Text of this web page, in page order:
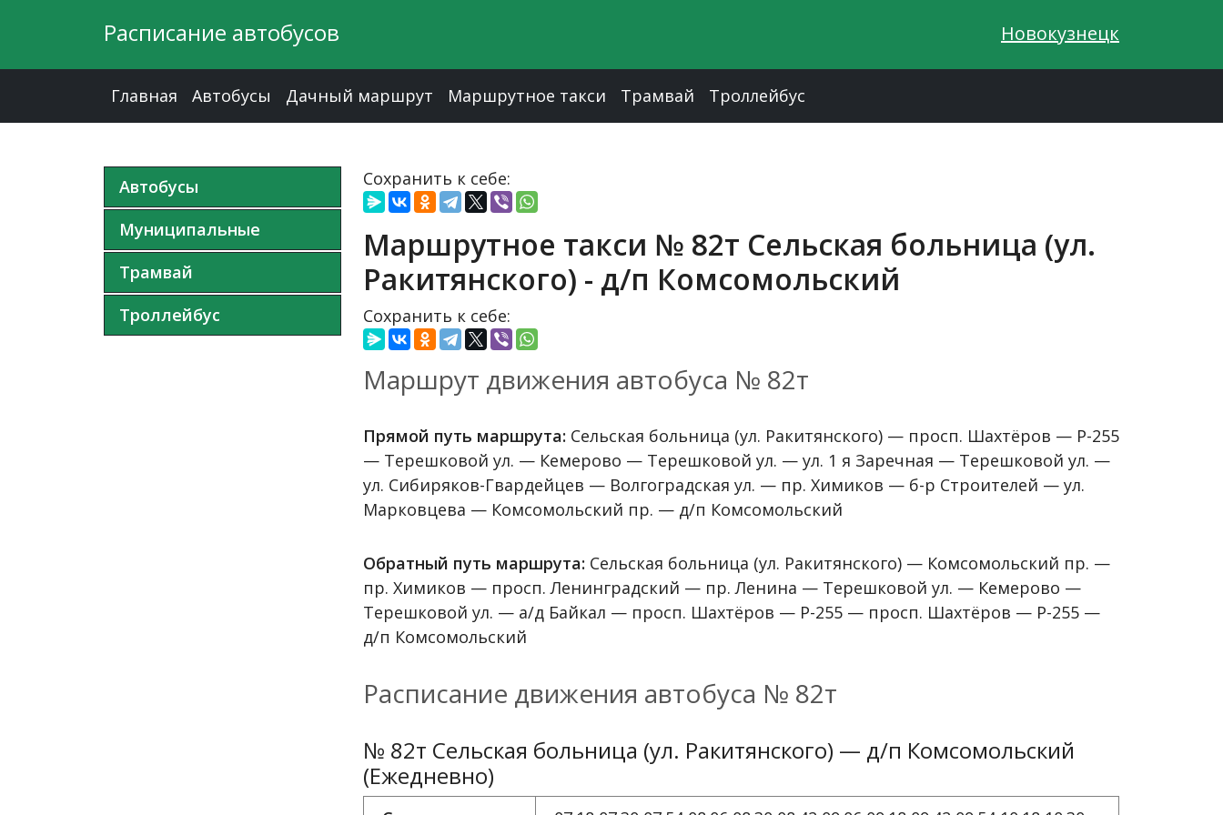
Расписание автобусов Новокузнецк
Главная Автобусы Дачный маршрут Маршрутное такси Трамвай Троллейбус
Сохранить к себе:
Маршрутное такси № 82т Сельская больница (ул.
Ракитянского) - д/п Комсомольский
Сохранить к себе:
Маршрут движения автобуса № 82т
Прямой путь маршрута: Сельская больница (ул. Ракитянского) — просп. Шахтёров — Р-255
— Терешковой ул. — Кемерово — Терешковой ул. — ул. 1 я Заречная — Терешковой ул. —
ул. Сибиряков-Гвардейцев — Волгоградская ул. — пр. Химиков — б-р Строителей — ул.
Марковцева — Комсомольский пр. — д/п Комсомольский
Обратный путь маршрута: Сельская больница (ул. Ракитянского) — Комсомольский пр. —
пр. Химиков — просп. Ленинградский — пр. Ленина — Терешковой ул. — Кемерово —
Терешковой ул. — а/д Байкал — просп. Шахтёров — Р-255 — просп. Шахтёров — Р-255 —
д/п Комсомольский
Расписание движения автобуса № 82т
№ 82т Сельская больница (ул. Ракитянского) — д/п Комсомольский
(Ежедневно)
Автобусы
Муниципальные
Трамвай
Троллейбус